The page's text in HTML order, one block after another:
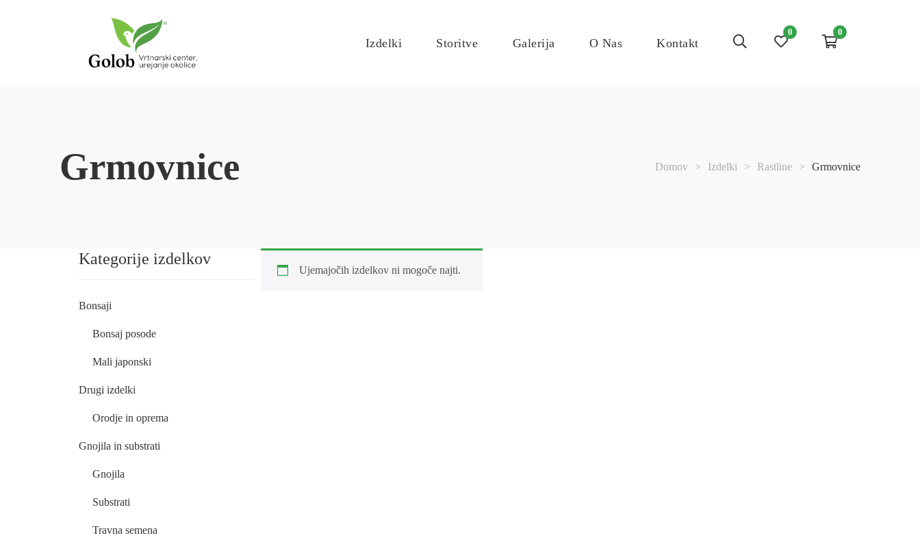
Izdelki Storitve Galerija O Nas Kontakt
0 0
Grmovnice Domov > Izdelki > Rastline > Grmovnice
Ujemajočih izdelkov ni mogoče najti.
Kategorije izdelkov
Bonsaji
Bonsaj posode
Mali japonski
Drugi izdelki
Orodje in oprema
Gnojila in substrati
Gnojila
Substrati
Travna semena